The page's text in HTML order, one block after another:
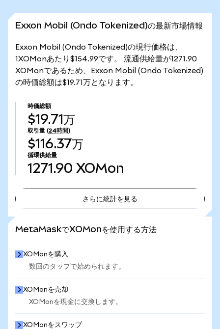
Exxon Mobil (Ondo Tokenized)の最新市場情報
Exxon Mobil (Ondo Tokenized)の現行価格は、
1XOMonあたり$154.99です。 流通供給量が1271.90
XOMonであるため、Exxon Mobil (Ondo Tokenized)
の時価総額は$19.71万となります。
時価総額
$19.71万
取引量 (24時間)
$116.37万
循環供給量
1271.90 XOMon
さらに統計を見る
MetaMaskでXOMonを使用する方法
XOMonを購入
数回のタップで始められます。
XOMonを売却
XOMonを現金に交換します。
XOMonをスワップ